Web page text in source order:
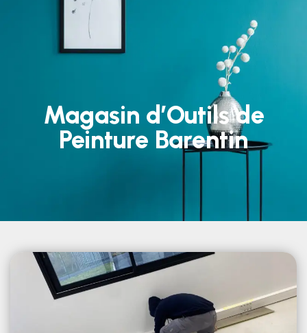
Magasin d’Outils de
Peinture Barentin